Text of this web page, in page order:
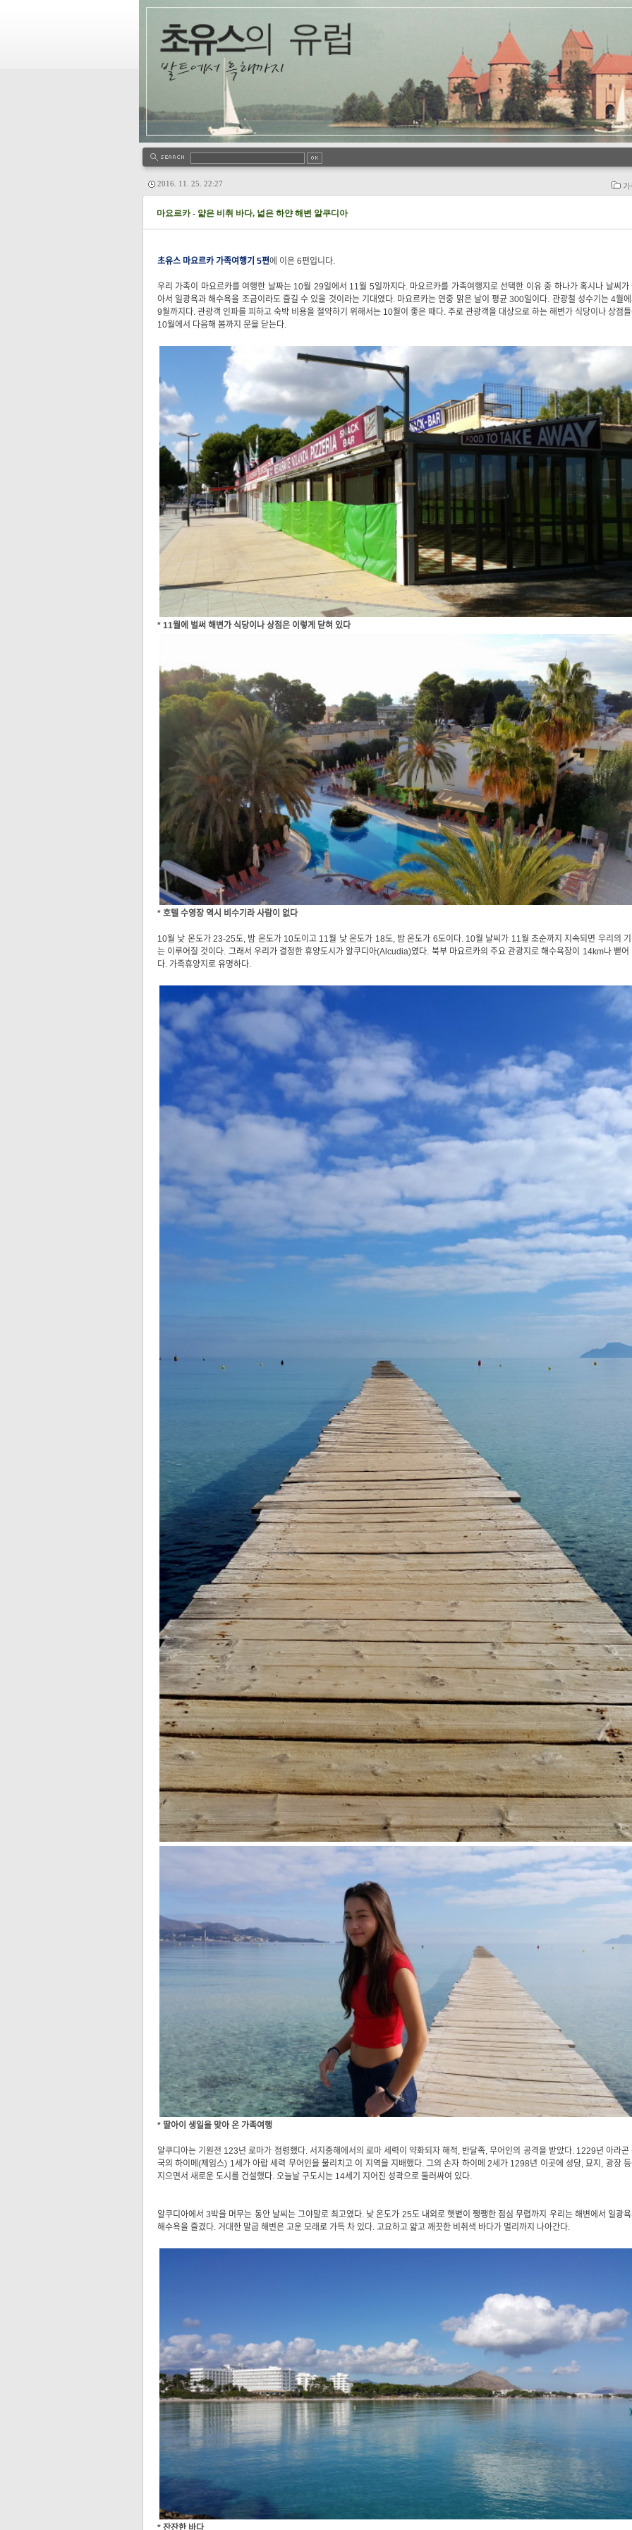
2016. 11. 25. 22:27
마요르카 - 얇은 비취 바다, 넓은 하얀 해변 알쿠디아
초유스 마요르카 가족여행기 5편에 이은 6편입니다.
우리 가족이 마요르카를 여행한 날짜는 10월 29일에서 11월 5일까지다. 마요르카를 가족여행지로 선택한 이유 중 하나가 혹시나 날씨가
아서 일광욕과 해수욕을 조금이라도 즐길 수 있을 것이라는 기대였다. 마요르카는 연중 맑은 날이 평균 300일이다. 관광철 성수기는 4월
9월까지다. 관광객 인파를 피하고 숙박 비용을 절약하기 위해서는 10월이 좋은 때다. 주로 관광객을 대상으로 하는 해변가 식당이나 상점
10월에서 다음해 봄까지 문을 닫는다.
* 11월에 벌써 해변가 식당이나 상점은 이렇게 닫혀 있다
* 호텔 수영장 역시 비수기라 사람이 없다
10월 낮 온도가 23-25도, 밤 온도가 10도이고 11월 낮 온도가 18도, 밤 온도가 6도이다. 10월 날씨가 11월 초순까지 지속되면 우리의
는 이루어질 것이다. 그래서 우리가 결정한 휴양도시가 알쿠디아(Alcudia)였다. 북부 마요르카의 주요 관광지로 해수욕장이 14km나 뻗어
다. 가족휴양지로 유명하다.
* 딸아이 생일을 맞아 온 가족여행
알쿠디아는 기원전 123년 로마가 점령했다. 서지중해에서의 로마 세력이 약화되자 해적, 반달족, 무어인의 공격을 받았다. 1229년 아라곤
국의 하이메(제임스) 1세가 아랍 세력 무어인을 물리치고 이 지역을 지배했다. 그의 손자 하이메 2세가 1298년 이곳에 성당, 묘지, 광장
지으면서 새로운 도시를 건설했다. 오늘날 구도시는 14세기 지어진 성곽으로 둘러싸여 있다.
알쿠디아에서 3박을 머무는 동안 날씨는 그야말로 최고였다. 낮 온도가 25도 내외로 햇볕이 쨍쨍한 점심 무렵까지 우리는 해변에서 일광
해수욕을 즐겼다. 거대한 말굽 해변은 고운 모래로 가득 차 있다. 고요하고 얇고 깨끗한 비취색 바다가 멀리까지 나아간다.
* 잔잔한 바다